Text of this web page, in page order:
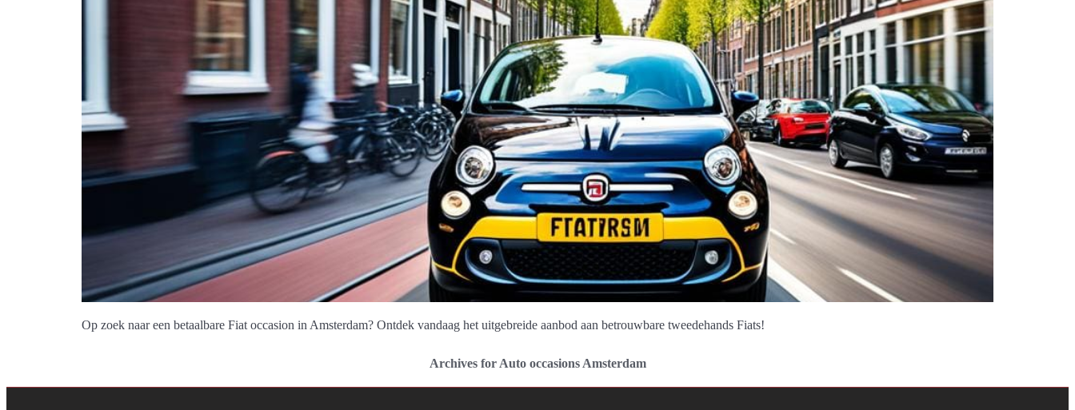
Op zoek naar een betaalbare Fiat occasion in Amsterdam? Ontdek vandaag het uitgebreide aanbod aan betrouwbare tweedehands Fiats!
Archives for Auto occasions Amsterdam